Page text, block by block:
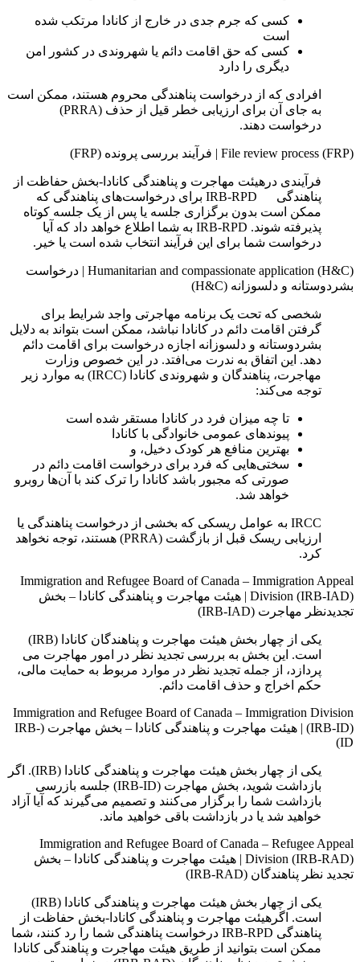
کسی که جرم جدی‌ در خارج از کانادا مرتکب شده
است
کسی که حق اقامت دائم یا شهروندی در کشور امن
دیگری را دارد
افرادی که از درخواست پناهندگی محروم هستند، ممکن است
به جای آن برای ارزیابی خطر قیل از حذف (PRRA)
درخواست دهند.
File review process (FRP)
| فرآیند بررسی پرونده (FRP)
فرآیندی درهیئت مهاجرت و پناهندگی کانادا-بخش حفاظت از
پناهندگی IRB-RPD برای درخواست‌های پناهندگی که
ممکن است بدون برگزاری جلسه یا پس از یک جلسه کوتاه
پذیرفته شوند. IRB-RPD به شما اطلاع خواهد داد که آیا
درخواست شما برای این فرآیند انتخاب شده است یا خیر.
Humanitarian and compassionate application (H&C)
| درخواست
بشردوستانه و دلسوزانه (H&C)
شخصی که تحت یک برنامه مهاجرتی واجد شرایط برای
گرفتن اقامت دائم در کانادا نباشد، ممکن است بتواند به دلایل
بشردوستانه و دلسوزانه اجازه درخواست برای اقامت دائم
دهد. این اتفاق به ندرت می‌افتد. در این خصوص وزارت
مهاجرت، پناهندگان و شهروندی کانادا (IRCC) به موارد زیر
توجه می‌کند:
تا چه میزان فرد در کانادا مستقر شده است
پیوندهای عمومی خانوادگی با کانادا
بهترین منافع هر کودک دخیل، و
سختی‌هایی که فرد برای درخواست اقامت دائم در
صورتی که مجبور باشد کانادا را ترک کند با آن‌ها روبرو
خواهد شد.
IRCC به عوامل ریسکی که بخشی از درخواست پناهندگی یا
ارزیابی ریسک قبل از بازگشت (PRRA) هستند، توجه نخواهد
کرد.
Immigration and Refugee Board of Canada – Immigration Appeal
Division (IRB-IAD)
| هیئت مهاجرت و پناهندگی کانادا – بخش
تجدیدنظر مهاجرت (IRB-IAD)
یکی از چهار بخش هیئت مهاجرت و پناهندگان کانادا (IRB)
است. این بخش به بررسی تجدید نظر در امور مهاجرت می‌
پردازد، از جمله تجدید نظر در موارد مربوط به حمایت مالی،
حکم اخراج و حذف اقامت دائم.
Immigration and Refugee Board of Canada – Immigration Division
(IRB-ID)
|
هیئت مهاجرت و پناهندگی کانادا – بخش مهاجرت (IRB-
ID)
یکی از چهار بخش هیئت مهاجرت و پناهندگی کانادا (IRB). اگر
بازداشت شوید، بخش مهاجرت (IRB-ID) جلسه بازرسی
بازداشت شما را برگزار می‌کنند و تصمیم می‌گیرند که آیا آزاد
خواهید شد یا در بازداشت باقی خواهید ماند.
Immigration and Refugee Board of Canada – Refugee Appeal
Division (IRB-RAD)
| هیئت مهاجرت و پناهندگی کانادا – بخش
تجدید نظر پناهندگان (IRB-RAD)
یکی از چهار بخش هیئت مهاجرت و پناهندگی کانادا (IRB)
است. اگرهیئت مهاجرت و پناهندگی کانادا-بخش حفاظت از
پناهندگی IRB-RPD درخواست پناهندگی شما را رد کنند، شما
ممکن است بتوانید از طریق هیئت مهاجرت و پناهندگی کانادا